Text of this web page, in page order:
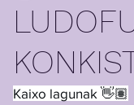
Kaixo lagunak 👋🏽